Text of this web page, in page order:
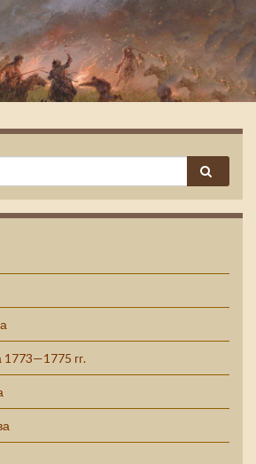
1773—1775 гг.